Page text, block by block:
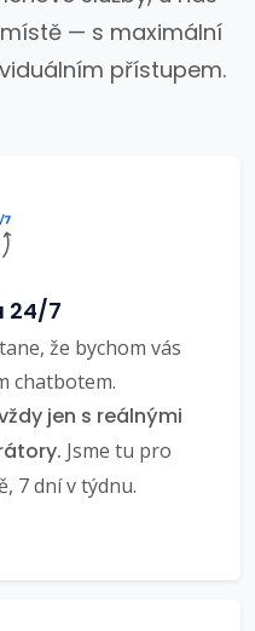
— s maximální
přístupem.
24/7
že bychom vás
chatbotem.
jen s reálnými
Jsme tu pro
7 dní v týdnu.